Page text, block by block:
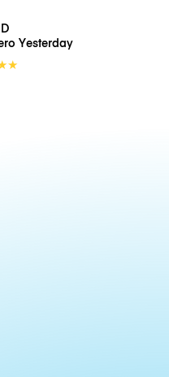
Yesterday
★